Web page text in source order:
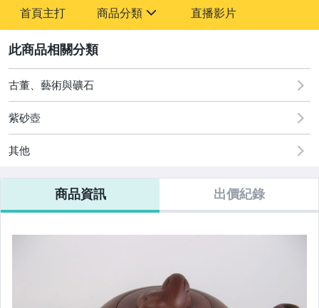
首頁主打 商品分類
古董、藝術與礦石
美食與地方特產
直播影片
古董、藝術與礦石
紫砂壺
其他
商品資訊 出價紀錄